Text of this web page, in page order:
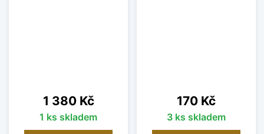
Cena
1 380 Kč
1 ks skladem
Cena
170 Kč
3 ks skladem